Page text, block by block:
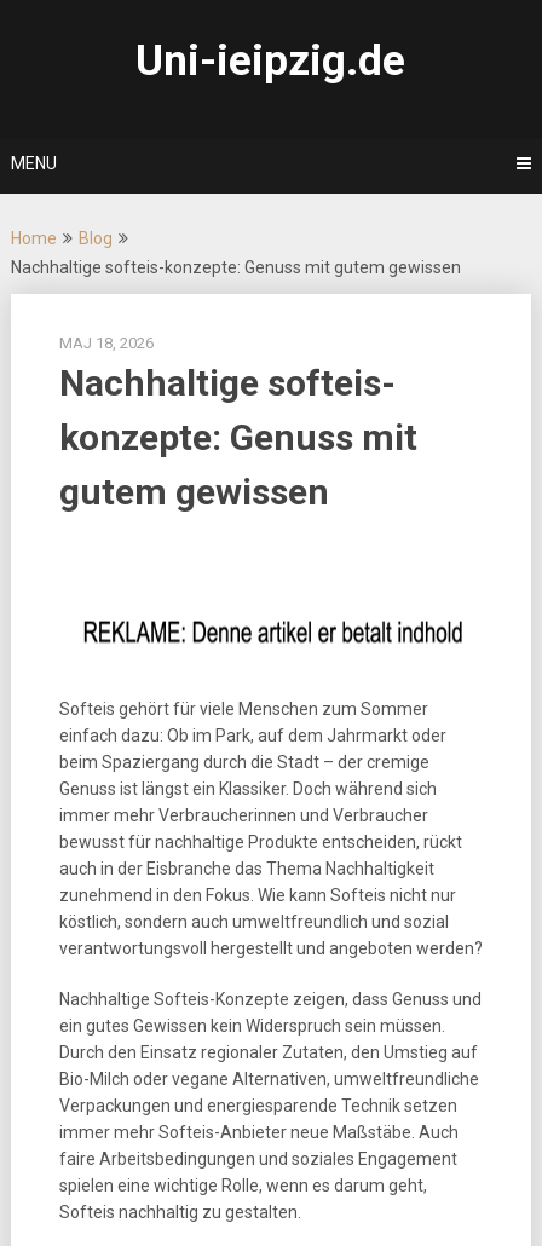
Uni-ieipzig.de
MENU
Home
Blog
Nachhaltige softeis-konzepte: Genuss mit gutem gewissen
MAJ 18, 2026
Nachhaltige softeis-
konzepte: Genuss mit
gutem gewissen
Softeis gehört für viele Menschen zum Sommer
einfach dazu: Ob im Park, auf dem Jahrmarkt oder
beim Spaziergang durch die Stadt – der cremige
Genuss ist längst ein Klassiker. Doch während sich
immer mehr Verbraucherinnen und Verbraucher
bewusst für nachhaltige Produkte entscheiden, rückt
auch in der Eisbranche das Thema Nachhaltigkeit
zunehmend in den Fokus. Wie kann Softeis nicht nur
köstlich, sondern auch umweltfreundlich und sozial
verantwortungsvoll hergestellt und angeboten werden?
Nachhaltige Softeis-Konzepte zeigen, dass Genuss und
ein gutes Gewissen kein Widerspruch sein müssen.
Durch den Einsatz regionaler Zutaten, den Umstieg auf
Bio-Milch oder vegane Alternativen, umweltfreundliche
Verpackungen und energiesparende Technik setzen
immer mehr Softeis-Anbieter neue Maßstäbe. Auch
faire Arbeitsbedingungen und soziales Engagement
spielen eine wichtige Rolle, wenn es darum geht,
Softeis nachhaltig zu gestalten.